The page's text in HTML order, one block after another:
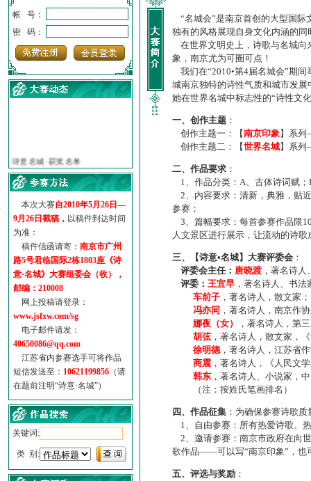
帐 号：
密 码：
·【诗意·名城】地铁展示作...
·诗意名城·地铁时间
·地铁完美呈现【诗意·名城...
参赛作品多达5000多首
“诗意·名城”晒诗会
特别通知--致广大诗词爱好...
本次大赛自2010年5月26日—
9月26日截稿， 以稿件到达时间
为准：
稿件信函请寄： 南京市广州
路5号君临国际2栋1803座《诗
意·名城》大赛组委会（收），
邮编：210008
网上投稿请登录：
www.jsfxw.com/sg
电子邮件请发：
40650086@qq.com
江苏省内参赛选手可将作品
短信发送至： 10621199856 （请
在题前注明“诗意·名城”）
关键词:
类 别:
“名城会”是南京首创的大型国际
独有的风格展现自身文化内涵的
在世界文明史上，诗歌与名城向
象，南京尤为可圈可点！
我们在“2010•第4届名城会”期
城南京独特的诗性气质和城市发
她在世界名城中标志性的“诗性文
一、创作主题 ：
创作主题一：【南京印象】系
创作主题二：【世界名城】系
二、作品要求 ：
1、作品分类：A、古体诗词赋；
2、内容要求：清新，典雅，贴
参赛；
3、篇幅要求：每首参赛作品限
人文景区进行展示，让流动的诗
三、【诗意•名城】大赛评委会 ：
评委会主任： 唐晓渡 ，著名诗
评委： 王宜早 ，著名诗人、书
车前子 ，著名诗人，散文家；
冯亦同 ，著名诗人，南京作
娜夜（女）
，著名诗人，第
胡弦，著名诗人，散文家，
徐明德，著名诗人，江苏省
商震 ，著名诗人，《人民文
韩东 ，著名诗人、小说家，
（注：按姓氏笔画排名）
四、作品征集 ：为确保参赛诗歌
1、自由参赛：所有热爱诗歌、
2、邀请参赛：南京市政府在向
歌作品——可以写“南京印象”，也
五、评选与奖励 ：